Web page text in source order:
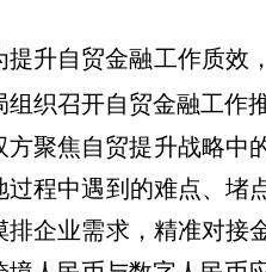
提升自贸金融工作质效
组织召开自贸金融工作
方聚焦自贸提升战略中
过程中遇到的难点、堵
排企业需求，精准对接